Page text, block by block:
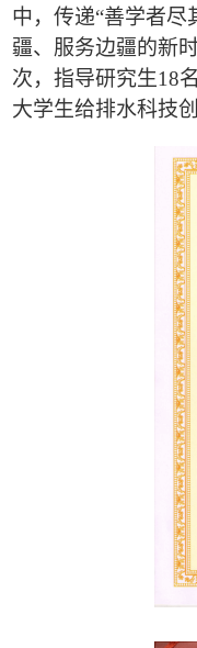
中，传递“善学者尽
疆、服务边疆的新
次，指导研究生18
大学生给排水科技